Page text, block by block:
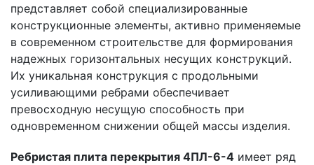
представляет собой специализированные
конструкционные элементы, активно применяемые
в современном строительстве для формирования
надежных горизонтальных несущих конструкций.
Их уникальная конструкция с продольными
усиливающими ребрами обеспечивает
превосходную несущую способность при
одновременном снижении общей массы изделия.
Ребристая плита перекрытия 4ПЛ-6-4 имеет ряд